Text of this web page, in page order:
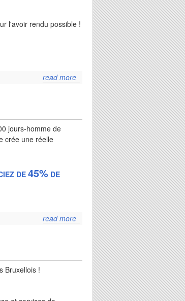
l'avoir rendu possible !
read more
about
rapport
d'activités
2020
jours-homme de
crée une réelle
DE 45% DE
read more about
dons
en
ligne
Bruxellois !